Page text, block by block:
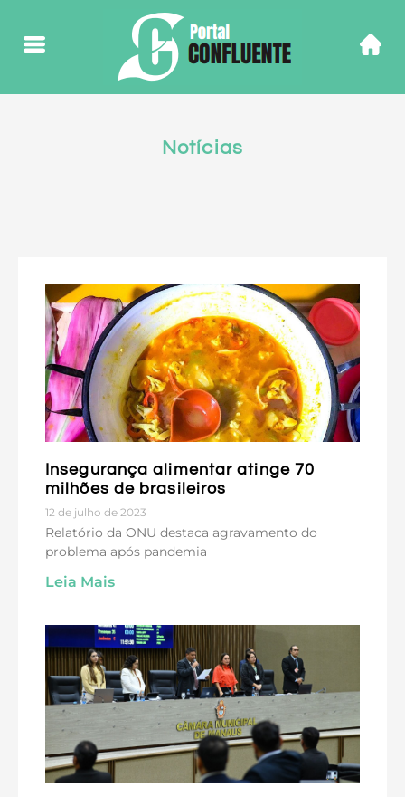
Notícias
Insegurança alimentar atinge 70
milhões de brasileiros
12 de julho de 2023
Relatório da ONU destaca agravamento do
problema após pandemia
Leia Mais